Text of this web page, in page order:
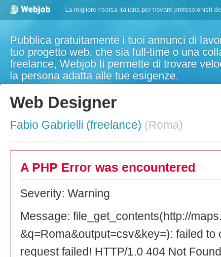
La migliore risorsa italiana per trovare professionisti
Pubblica gratuitamente i tuoi annunci di
tuo progetto web, che sia full-time o una
freelance, Webjob ti permette di trovare
la persona adatta alle tue esigenze.
Web Designer
Fabio Gabrielli (freelance) (Roma)
A PHP Error was encountered
Severity: Warning
Message: file_get_contents(http://
&q=Roma&output=csv&key=): failed to
request failed! HTTP/1.0 404 Not Found